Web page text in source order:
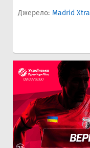
Джерело: Madrid Xtra